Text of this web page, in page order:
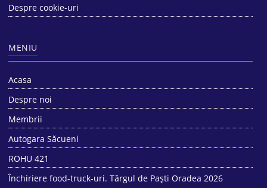
Despre cookie-uri
MENIU
Acasa
Despre noi
Membrii
Autogara Săcueni
ROHU 421
Închiriere food-truck-uri. Târgul de Paști Oradea 2026